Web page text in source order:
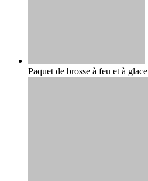
Paquet de brosse à feu et à glace